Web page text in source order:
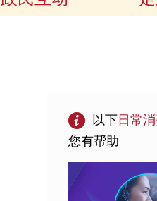
以下 日常
您有帮助